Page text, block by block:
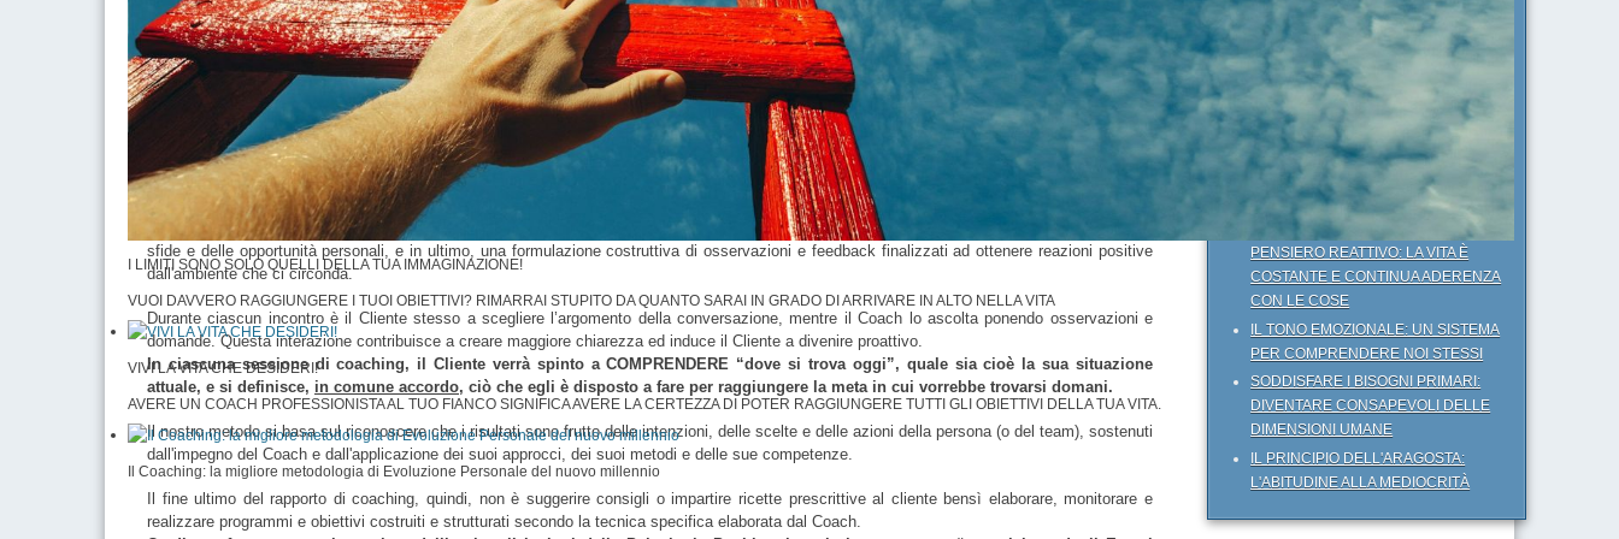
I LIMITI SONO SOLO QUELLI DELLA TUA IMMAGINAZIONE!
VUOI DAVVERO RAGGIUNGERE I TUOI OBIETTIVI? RIMARRAI STUPITO DA QUANTO SARAI IN GRADO DI ARRIVARE IN ALTO NELLA VITA
VIVI LA VITA CHE DESIDERI!
AVERE UN COACH PROFESSIONISTA AL TUO FIANCO SIGNIFICA AVERE LA CERTEZZA DI POTER RAGGIUNGERE TUTTI GLI OBIETTIVI DELLA TUA VITA.
Il Coaching: la migliore metodologia di Evoluzione Personale del nuovo millennio
Sulla base di ciò, le responsabilità del Coach sono:
Scoprire, rendere chiari ed allineare gli obiettivi che il Cliente desidera raggiungere;
Guidare il Cliente in una scoperta personale di tali obiettivi;
Far in modo che le soluzioni e le strategie da seguire emergano dal Cliente stesso;
Lasciare piena autonomia e responsabilità al Cliente.
Il Coaching include un approccio elogiativo che si fonda sul riconoscimento di ciò che è giusto, di ciò che funziona, di ciò che è desiderato e di
ciò che è necessario nell'ottica di raggiungere l'obiettivo fissato dal Cliente.
L’approccio elogiativo prevede domande basate sulla scoperta, una modalità
PROATTIVA (in opposizione a quella reattiva), nella gestione delle
sfide e delle opportunità personali, e in ultimo, una formulazione costruttiva di osservazioni e feedback finalizzati ad ottenere reazioni positive
dall'ambiente che ci circonda.
Durante ciascun incontro è il Cliente stesso a scegliere l’argomento della conversazione, mentre il Coach lo ascolta ponendo osservazioni e
domande. Questa interazione contribuisce a creare maggiore chiarezza ed induce il Cliente a divenire proattivo.
In ciascuna sessione di coaching, il Cliente verrà spinto a COMPRENDERE “dove si trova oggi”, quale sia cioè la sua situazione
attuale, e si definisce, in comune accordo, ciò che egli è disposto a fare per raggiungere la meta in cui vorrebbe trovarsi domani.
Il nostro metodo si basa sul riconoscere che i risultati sono frutto delle intenzioni, delle scelte e delle azioni della persona (o del team), sostenuti
dall'impegno del Coach e dall'applicazione dei suoi approcci, dei suoi metodi e delle sue competenze.
Il fine ultimo del rapporto di coaching, quindi, non è suggerire consigli o impartire ricette prescrittive al cliente bensì elaborare, monitorare e
realizzare programmi e obiettivi costruiti e strutturati secondo la tecnica specifica elaborata dal Coach.
SMASCHERAMENTO DELLA
COMUNICAZIONE "NON-VERBALE"
MIGLIORAMENTO PERSONALE E
CONSAPEVOLEZZA: AFFEZIONARSI
AL PROPRIO “LÓGOS” DI PENSIERO
LA MATRICE DELLE CATEGORIE:
CHE SCELTE COMPIAMO NELLE
NOSTRE RELAZIONI QUOTIDIANE?
IL PENSIERO DUALISTICO E IL
PENSIERO REATTIVO: LA VITA È
COSTANTE E CONTINUA ADERENZA
CON LE COSE
IL TONO EMOZIONALE: UN SISTEMA
PER COMPRENDERE NOI STESSI
SODDISFARE I BISOGNI PRIMARI:
DIVENTARE CONSAPEVOLI DELLE
DIMENSIONI UMANE
IL PRINCIPIO DELL'ARAGOSTA:
L'ABITUDINE ALLA MEDIOCRITÀ